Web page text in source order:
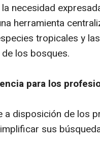
necesidad
herramienta
tropicales y
los bosques.
para los
a disposición de los
sus